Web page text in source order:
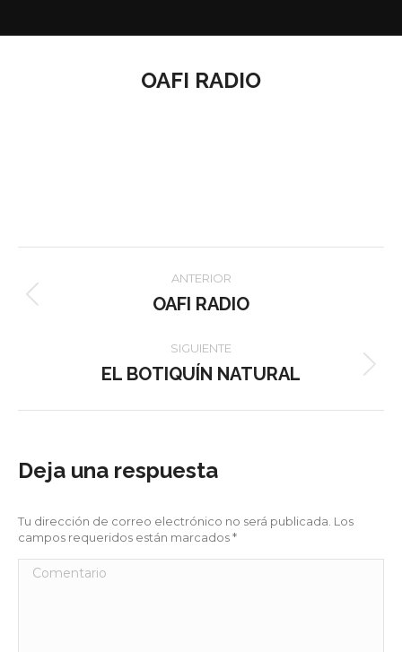
OAFI RADIO
Navegación
entre
proyectos
ANTERIOR
Proyecto
OAFI RADIO
SIGUIENTE
Proyecto
EL BOTIQUÍN NATURAL
Deja una respuesta
Tu dirección de correo electrónico no será publicada. Los
campos requeridos están marcados*
Comentario